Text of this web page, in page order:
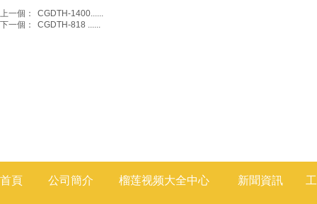
上一個：
CGDTH-1400......
下一個：
CGDTH-818 ......
首頁 公司簡介 榴莲视频大全中心 新聞資訊